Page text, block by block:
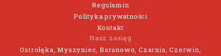
Regulamin
Polityka prywatności
Kontakt
Nasz zasięg
Ostrołęka, Myszyniec, Baranowo, Czarnia, Czerwin,